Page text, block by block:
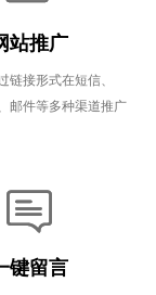
站推广
链接形式在短信、
邮件等多种渠道推广
键留言